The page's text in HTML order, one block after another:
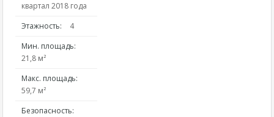
квартал 2018 года
Этажность:
4
Мин. площадь:
21,8 м²
Макс. площадь:
59,7 м²
Безопасность: